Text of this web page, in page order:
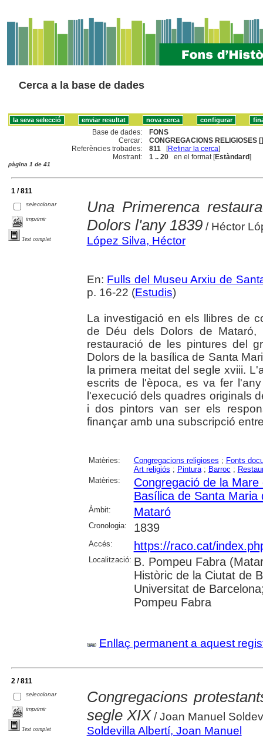
Cerca a la base de dades
Base de dades:
FONS
Cercar:
CONGREGACIONS RELIGIOSES
Referències trobades:
811 [Refinar la cerca]
Mostrant:
1 .. 20 en el format [Estàndard]
pàgina 1 de 41
1 / 811
seleccionar
imprimir
Text complet
Una Primerenca
Dolors l'any 1839/ Héctor
López Silva, Héctor
En: Fulls del Museu Arxiu de
p. 16-22 (Estudis)
La investigació en els llibres de
de Déu dels Dolors de Mataró,
restauració de les pintures del
Dolors de la basílica de Santa
la primera meitat del segle xviii.
escrits de l'època, es va fer
l'execució dels quadres originals
i dos pintors van ser els
finançar amb una subscripció
Matèries: Congregacions religioses ; Fonts
Art religiós ; Pintura; Barroc ;
Matèries:
Congregació de la
Basílica de Santa Maria
Àmbit: Mataró
Cronologia: 1839
Accés: https://raco.cat/
Localització: B. Pompeu Fabra
Històric de la Ciutat de
Universitat de
Pompeu Fabra
Enllaç permanent a aquest
2 / 811
seleccionar
imprimir
Text complet
Congregacions
segle XIX / Joan Manuel
Soldevilla Albertí, Joan Manuel